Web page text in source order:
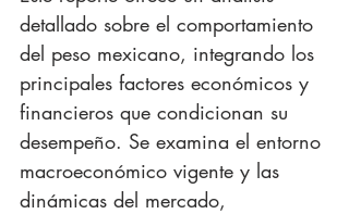
detallado sobre el comportamiento
del peso mexicano, integrando los
principales factores económicos y
financieros que condicionan su
desempeño. Se examina el entorno
macroeconómico vigente y las
dinámicas del mercado,